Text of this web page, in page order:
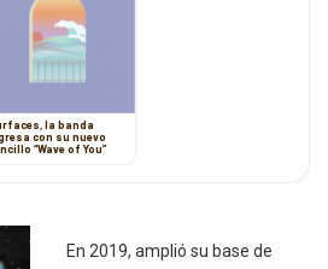
la banda
con su nuevo
“Wave of You”
En 2019, amplió su base de